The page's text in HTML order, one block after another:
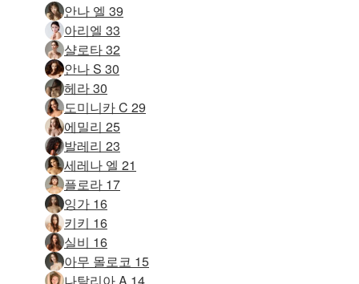
안나 엘 39
아리엘 33
샬로타 32
안나 S 30
헤라 30
도미니카 C 29
에밀리 25
발레리 23
세레나 엘 21
플로라 17
잉가 16
키키 16
실비 16
아무 몰로코 15
나탈리아 A 14